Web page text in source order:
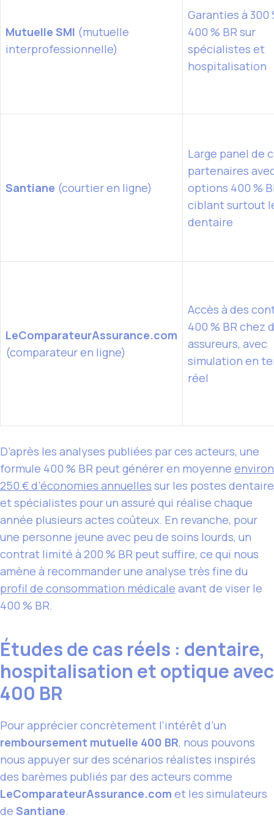
Mutuelle SMI (mutuelle
interprofessionnelle)
Garanties à 300
400 % BR sur
spécialistes et
hospitalisation
Santiane (courtier en ligne)
Large panel de
partenaires
options 400 %
ciblant surtout
dentaire
LeComparateurAssurance.com
(comparateur en ligne)
Accès à des
400 % BR chez
assureurs, avec
simulation en
réel
D’après les analyses publiées par ces acteurs, une
formule 400 % BR peut générer en moyenne environ
250 € d’économies annuelles sur les postes dentaire
et spécialistes pour un assuré qui réalise chaque
année plusieurs actes coûteux. En revanche, pour
une personne jeune avec peu de soins lourds, un
contrat limité à 200 % BR peut suffire, ce qui nous
amène à recommander une analyse très fine du
profil de consommation médicale avant de viser le
400 % BR.
Études de cas réels : dentaire,
hospitalisation et optique avec
400 BR
Pour apprécier concrètement l’intérêt d’un
remboursement mutuelle 400 BR, nous pouvons
nous appuyer sur des scénarios réalistes inspirés
des barèmes publiés par des acteurs comme
LeComparateurAssurance.com et les simulateurs
de Santiane.